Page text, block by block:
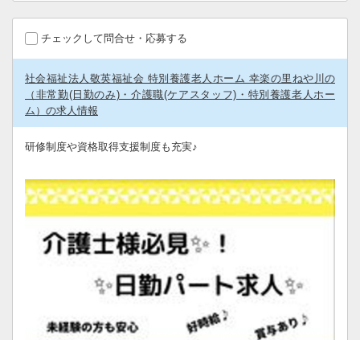
チェックして問合せ・応募する
社会福祉法人敬英福祉会 特別養護老人ホーム 幸楽の里ねや川の
（非常勤(日勤のみ)・介護職(ケアスタッフ)・特別養護老人ホー
ム）の求人情報
研修制度や資格取得支援制度も充実♪